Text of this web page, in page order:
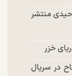
منتشر
خزر
در سریال